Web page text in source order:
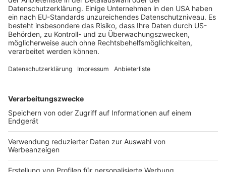
auf ihn übertragen werden, aber zur Sicherung der dem
Kunden von ihm gewährten Finanzierung verwendet
werden, die Gegenleistung für eine einheitliche und
unteilbare Leistung der Einziehung von Forderungen
darstellen, die der Mehrwertsteuer unterliegt.
3. Art. 135 Abs. 1 Buchst. d der Richtlinie 2006/112 ist
Forderungen unbedingt und hinreichend genau ist, um
unmittelbare Wirkung zu entfalten, und sich Einzelne
daher vor den nationalen Gerichten gegenüber dem
EuGH, Urteil vom 23.10.2025 – C-232/24